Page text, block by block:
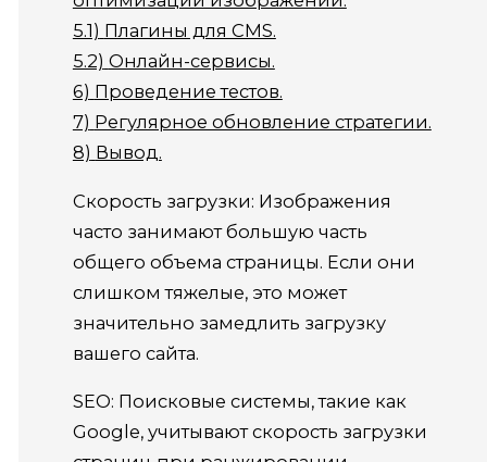
5.1) Плагины для CMS.
5.2) Онлайн-сервисы.
6) Проведение тестов.
7) Регулярное обновление стратегии.
8) Вывод.
Скорость загрузки: Изображения
часто занимают большую часть
общего объема страницы. Если они
слишком тяжелые, это может
значительно замедлить загрузку
вашего сайта.
SEO: Поисковые системы, такие как
Google, учитывают скорость загрузки